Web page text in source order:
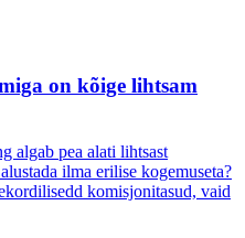
on kõige lihtsam
algab pea alati lihtsast
ilma erilise kogemuseta?
komisjonitasud, vaid